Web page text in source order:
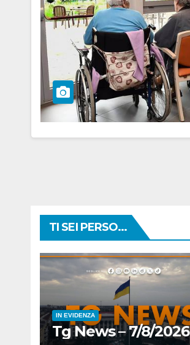
TI SEI PERSO...
IN EVIDENZA
Tg News – 7/8/2026